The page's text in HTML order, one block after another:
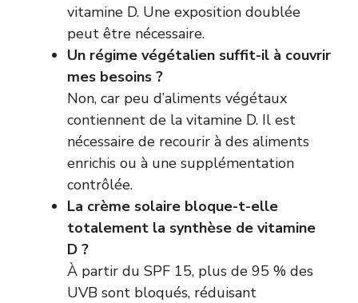
vitamine D. Une exposition doublée
peut être nécessaire.
Un régime végétalien suffit-il à couvrir
mes besoins ?
Non, car peu d’aliments végétaux
contiennent de la vitamine D. Il est
nécessaire de recourir à des aliments
enrichis ou à une supplémentation
contrôlée.
La crème solaire bloque-t-elle
totalement la synthèse de vitamine
D ?
À partir du SPF 15, plus de 95 % des
UVB sont bloqués, réduisant